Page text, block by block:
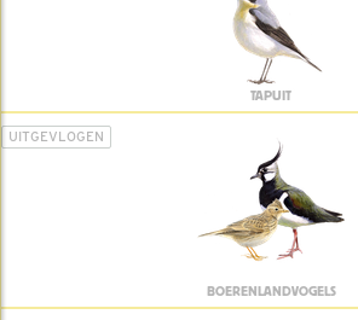
TAPUIT
UITGEVLOGEN
BOERENLANDVOGELS